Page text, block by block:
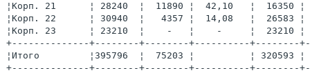
¦Корп. 21      ¦ 28240  ¦  11890 ¦  42,10   ¦  16350
¦Корп. 22      ¦ 30940  ¦   4357 ¦  14,08   ¦  26583
¦Корп. 23      ¦ 23210  ¦    -   ¦    -     ¦  23210
+--------------+--------+--------+----------+--------
¦Итого         ¦395796  ¦  75203 ¦          ¦
+--------------+--------+--------+----------+--------